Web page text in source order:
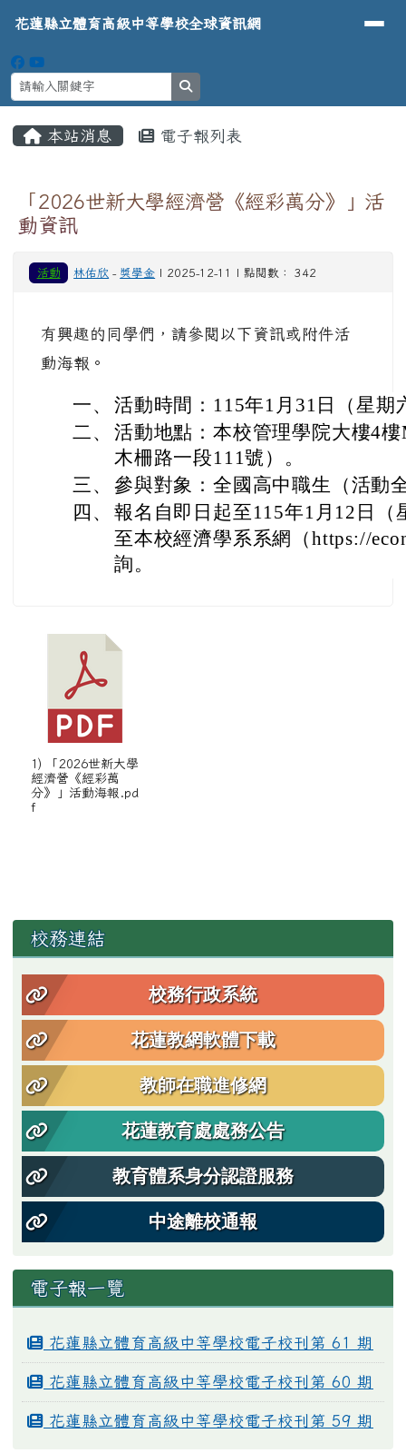
花蓮縣立體育高級中等學校全球資
導覽列
花蓮縣立體育高級中等學校全球資訊網
本站消息 電子報列表
「2026世新大學經濟營《經彩萬分》」活
動資訊
活動 林佑欣 - 獎學金 | 2025-12-11 | 點閱數： 342
有興趣的同學們，請參閱以下資訊或附件活
動海報。
一、 活動時間：115年1月31日（星期
二、 活動地點：本校管理學院大樓4
木柵路一段111號）。
三、 參與對象：全國高中職生（活動
四、 報名自即日起至115年1月12日（
至本校經濟學系系網（https://
詢。
1) 「2026世新大學
經濟營《經彩萬
分》」活動海報.pd
f
左邊區域內容
校務連結
校務行政系統
花蓮教網軟體下載
教師在職進修網
花蓮教育處處務公告
教育體系身分認證服務
中途離校通報
電子報一覽
花蓮縣立體育高級中等學校電子校刊第 61 期
花蓮縣立體育高級中等學校電子校刊第 60 期
花蓮縣立體育高級中等學校電子校刊第 59 期